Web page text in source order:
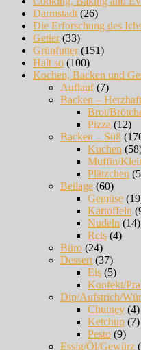
Darmstadt (26)
Die Erforschung des
Getier(33)
Grünfutter(151)
Halt so (100)
Kochen, Backen und
Auflauf(7)
Backen – Herzhaft
Brot/
Pizza (12)
Backen – Süß
Kuchen
Muffin/
Plätzchen
Beilage (60)
Gemüse
Kartoffeln
Nudeln (14)
Reis (4)
Büro (24)
Dessert (37)
Eis (5)
Konfekt/
Dip/Aufstrich/
Chutney (4)
Ketchup (7)
Pesto (9)
Essig/Öl/Gewürz